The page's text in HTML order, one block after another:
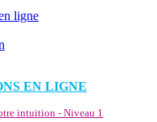
ligne
EN LIGNE
intuition - Niveau 1